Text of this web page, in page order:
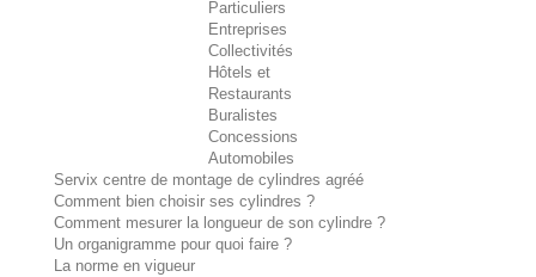
Particuliers
Entreprises
Collectivités
Hôtels et
Restaurants
Buralistes
Concessions
Automobiles
Servix centre de montage de cylindres agréé
Comment bien choisir ses cylindres ?
Comment mesurer la longueur de son cylindre ?
Un organigramme pour quoi faire ?
La norme en vigueur